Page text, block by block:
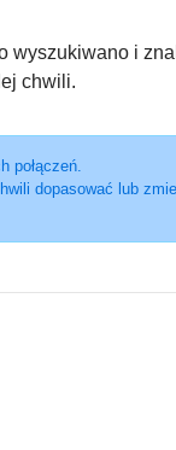
wyszukiwano i
chwili.
połączeń.
dopasować lub